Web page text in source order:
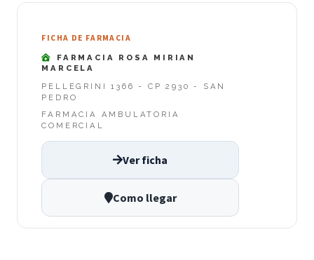
FICHA DE FARMACIA
FARMACIA ROSA MIRIAN
MARCELA
PELLEGRINI 1366 - CP 2930 - SAN
PEDRO
FARMACIA AMBULATORIA
COMERCIAL
Ver ficha
Como llegar